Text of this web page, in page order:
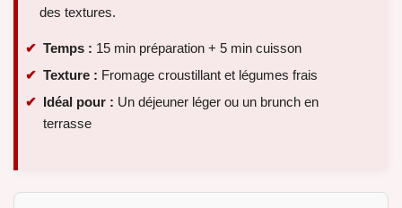
des textures.
Temps : 15 min préparation + 5 min cuisson
Texture : Fromage croustillant et légumes frais
Idéal pour : Un déjeuner léger ou un brunch en
terrasse